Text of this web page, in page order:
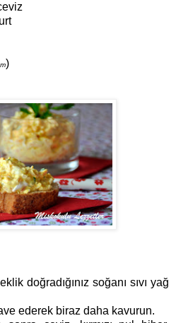
)
doğradığınız soğanı sıvı yağ
ederek biraz daha kavurun.